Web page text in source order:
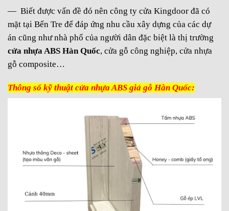
— Biết được vấn đề đó nên công ty cửa Kingdoor đã có
mặt tại Bến Tre để đáp ứng nhu cầu xây dựng của các dự
án cũng như nhà phố của người dân đặc biệt là thị trường
cửa nhựa ABS Hàn Quốc, cửa gỗ công nghiệp, cửa nhựa
gỗ composite…
Thông số kỹ thuật cửa nhựa ABS giả gỗ Hàn Quốc: